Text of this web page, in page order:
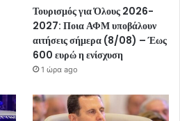
Τουρισμός για Όλους 2026-
2027: Ποια ΑΦΜ υποβάλουν
αιτήσεις σήμερα (8/08) – Έως
600 ευρώ η ενίσχυση
1 ώρα ago